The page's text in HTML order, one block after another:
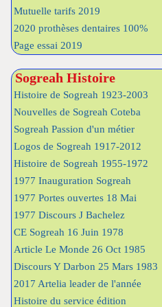
Mutuelle tarifs 2019
2020 prothèses dentaires 100%
Page essai 2019
Sogreah Histoire
Histoire de Sogreah 1923-2003
Nouvelles de Sogreah Coteba
Sogreah Passion d'un métier
Logos de Sogreah 1917-2012
Histoire de Sogreah 1955-1972
1977 Inauguration Sogreah
1977 Portes ouvertes 18 Mai
1977 Discours J Bachelez
CE Sogreah 16 Juin 1978
Article Le Monde 26 Oct 1985
Discours Y Darbon 25 Mars 1983
2017 Artelia leader de l'année
Histoire du service édition